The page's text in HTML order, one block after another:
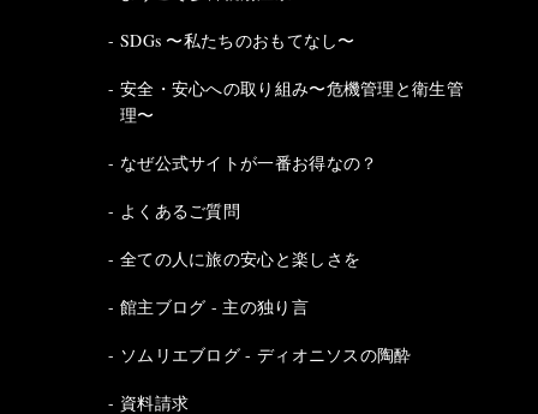
SDGs 〜私たちのおもてなし〜
安全・安心への取り組み〜危機管理と衛生管
理〜
なぜ公式サイトが一番お得なの？
よくあるご質問
全ての人に旅の安心と楽しさを
館主ブログ - 主の独り言
ソムリエブログ - ディオニソスの陶酔
資料請求